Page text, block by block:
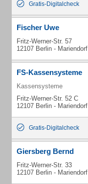
Gratis-Digitalcheck
Fischer Uwe
Fritz-Werner-Str. 57
12107 Berlin - Mariendorf
FS-Kassensysteme
Kassensysteme
Fritz-Werner-Str. 52 C
12107 Berlin - Mariendorf
Gratis-Digitalcheck
Giersberg Bernd
Fritz-Werner-Str. 33
12107 Berlin - Mariendorf